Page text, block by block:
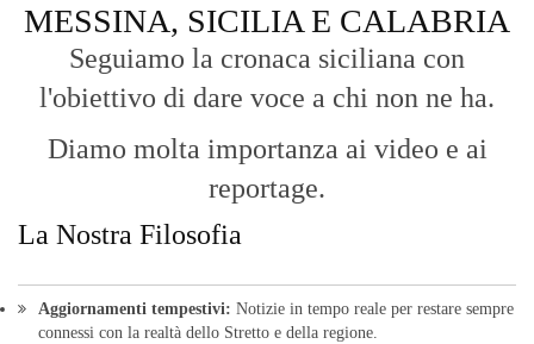
MESSINA, SICILIA E CALABRIA
Seguiamo la cronaca siciliana con
l'obiettivo di dare voce a chi non ne ha.
Diamo molta importanza ai video e ai
reportage.
La Nostra Filosofia
Aggiornamenti tempestivi: Notizie in tempo reale per restare sempre
connessi con la realtà dello Stretto e della regione.